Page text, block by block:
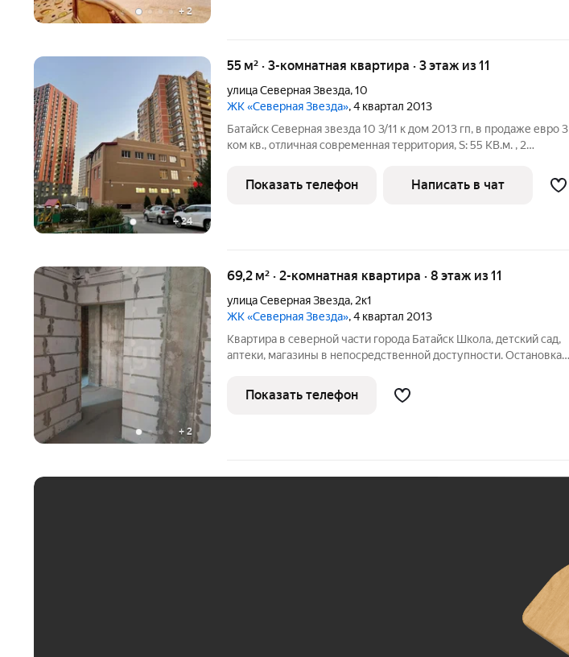
+ 2
+24
55 м² · 3-комнатная квартира · 3 этаж из 11
улица Северная Звезда,10
ЖК «Северная Звезда», 4 квартал 2013
Батайск Северная звезда 10 3/11 к дом 2013 гп, в продаже евро 3
ком кв., отличная современная территория, S: 55 КВ.м. , 2
КВ.м., просторная ванная комната, в квартире выполнен новый
ремонт,
Показать телефон Написать в чат
+ 2
69,2 м² · 2-комнатная квартира · 8 этаж из 11
улица Северная Звезда, 2к1
ЖК «Северная Звезда», 4 квартал 2013
Квартира в северной части города Батайск Школа, детский сад,
аптеки, магазины в непосредственной доступности. Остановка
открытая на прилегающей территории. Удобный выезд из города
Характеристики
Показать телефон